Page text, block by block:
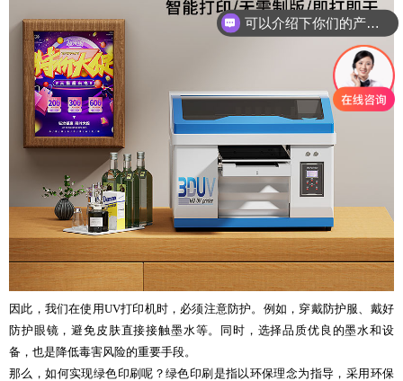
因此，我们在使用UV打印机时，必须注意防护。例如，穿戴防护服、戴好
防护眼镜，避免皮肤直接接触墨水等。同时，选择品质优良的墨水和设
备，也是降低毒害风险的重要手段。
那么，如何实现绿色印刷呢？绿色印刷是指以环保理念为指导，采用环保
可以介绍下你们的产品么